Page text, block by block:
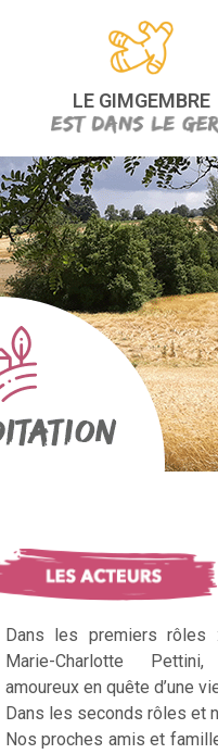
LE GIMGEMBRE
Dans les premiers rôles
Marie-Charlotte
amoureux en quête d’une
Dans les seconds rôles et
Nos proches amis et